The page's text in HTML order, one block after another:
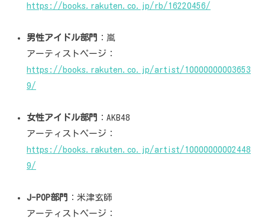
https://books.rakuten.co.jp/rb/16220456/
男性アイドル部門
：嵐
アーティストページ：
https://books.rakuten.co.jp/artist/10000000003653
9/
女性アイドル部門
：AKB48
アーティストページ：
https://books.rakuten.co.jp/artist/10000000002448
9/
J-POP部門
：米津玄師
アーティストページ：